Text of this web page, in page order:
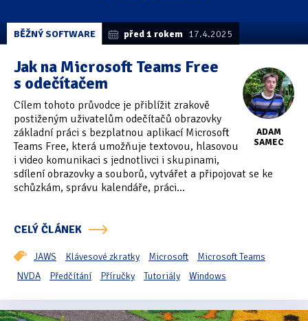
BĚŽNÝ SOFTWARE před 1 rokem 17.4.2025
ADAM
SAMEC
Jak na Microsoft Teams Free
s odečítačem
Cílem tohoto průvodce je přiblížit zrakově
postiženým uživatelům odečítačů obrazovky
základní práci s bezplatnou aplikací Microsoft
Teams Free, která umožňuje textovou, hlasovou
i video komunikaci s jednotlivci i skupinami,
sdílení obrazovky a souborů, vytvářet a připojovat se ke
schůzkám, správu kalendáře, práci...
CELÝ ČLÁNEK
JAWS Klávesové zkratky Microsoft
Microsoft Teams
NVDA
Předčítání Příručky Tutoriály Windows